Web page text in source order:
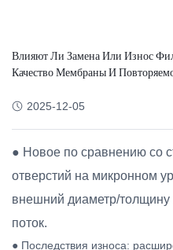
Влияют Ли Замена Или Износ
Качество Мембраны И
2025-12-05
● Новое по сравнению со
отверстий на микронном
внешний диаметр/толщину
поток.
● Последствия износа: